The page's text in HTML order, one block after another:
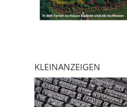
KLEINANZEIGEN